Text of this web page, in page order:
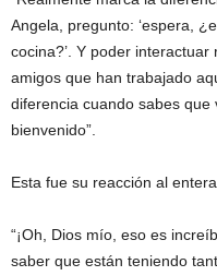
Angela, pregunto: ‘espera,
cocina?’. Y poder
amigos que han trabajado
diferencia cuando sabes
bienvenido”.
Esta fue su reacción al
“¡Oh, Dios mío, eso es
saber que están teniendo